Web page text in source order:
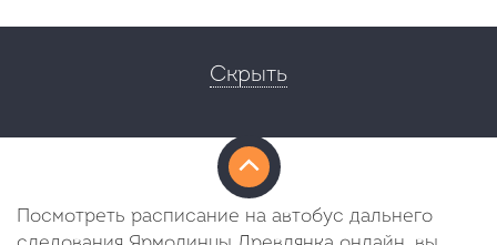
Скрыть
Посмотреть расписание на автобус дальнего